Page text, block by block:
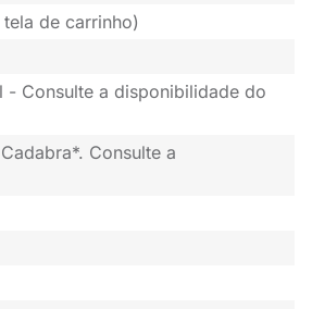
de carrinho)
- Consulte a disponibilidade do
Consulte a